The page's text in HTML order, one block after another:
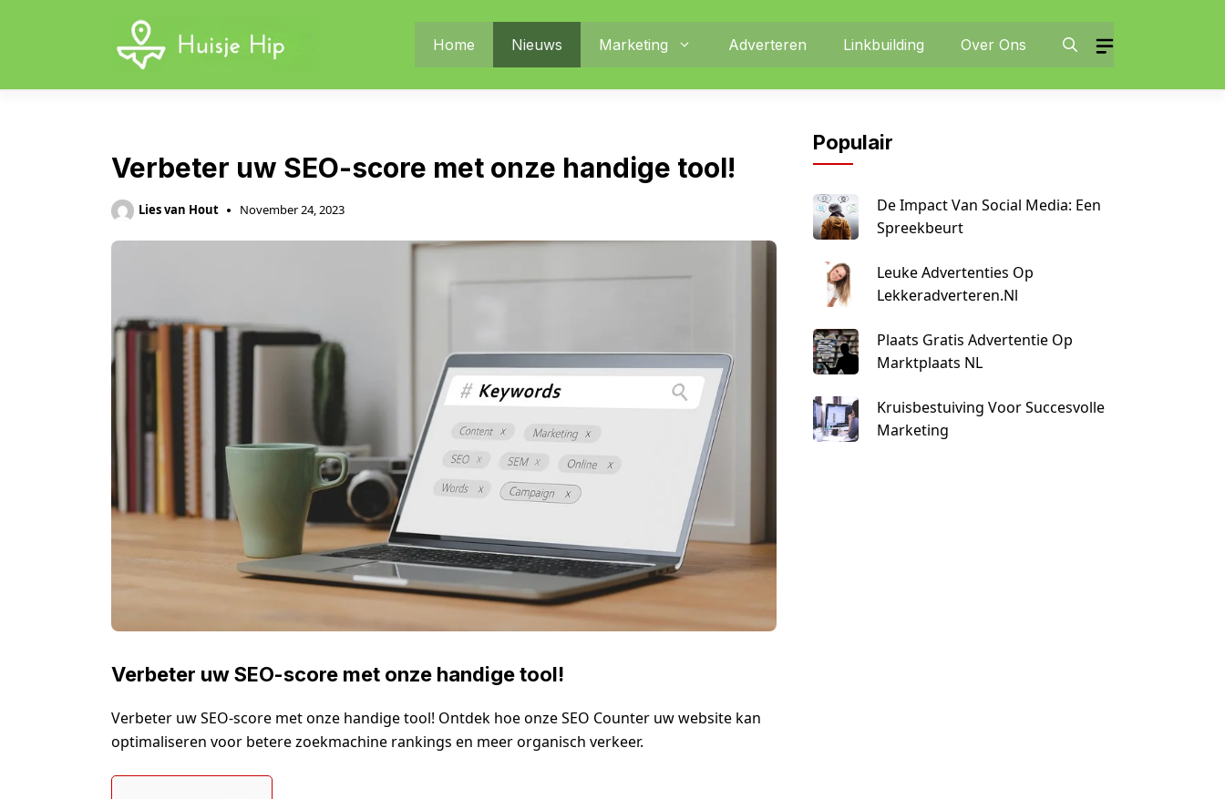
Home Nieuws Marketing Adverteren Linkbuilding Over Ons
Verbeter uw SEO-score met onze handige tool!
Lies van Hout November 24, 2023
Verbeter uw SEO-score met onze handige tool!
Verbeter uw SEO-score met onze handige tool! Ontdek hoe onze SEO Counter uw website kan
optimaliseren voor betere zoekmachine rankings en meer organisch verkeer.
Populair
De Impact Van Social Media: Een
Spreekbeurt
Leuke Advertenties Op
Lekkeradverteren.nl
Plaats Gratis Advertentie Op
Marktplaats NL
Kruisbestuiving Voor Succesvolle
Marketing